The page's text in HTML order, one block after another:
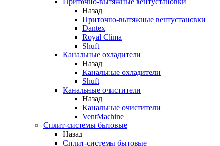
Приточно-вытяжные вентустановки
Назад
Приточно-вытяжные вентустановки
Dantex
Royal Clima
Shuft
Канальные охладители
Назад
Канальные охладители
Shuft
Канальные очистители
Назад
Канальные очистители
VentMachine
Сплит-системы бытовые
Назад
Сплит-системы бытовые